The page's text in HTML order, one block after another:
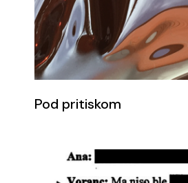
Pod pritiskom